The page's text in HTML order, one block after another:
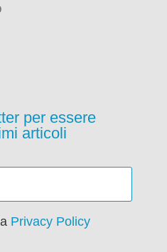
per essere
articoli
Privacy Policy